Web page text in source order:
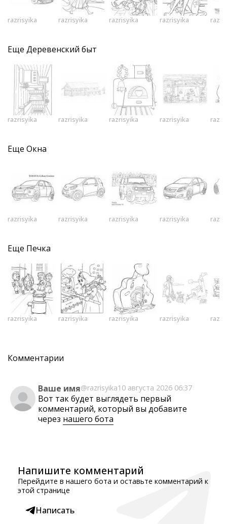
razrisyika razrisyika razrisyika razrisyika
Еще Деревенский быт
razrisyika razrisyika razrisyika razrisyika
Еще Окна
razrisyika razrisyika razrisyika razrisyika
Еще Печка
razrisyika razrisyika razrisyika razrisyika
Комментарии
Ваше имя@razrisyika10 августа 2026 06:37
Вот так будет выглядеть первый
комментарий, который вы добавите
через нашего бота
Напишите комментарий
Перейдите в нашего бота и оставьте комментарий к
этой странице
Написать